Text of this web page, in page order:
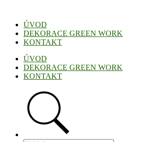
obsahuÚVOD
DEKORACE GREEN WORK
KONTAKT
ÚVOD
DEKORACE GREEN WORK
KONTAKT